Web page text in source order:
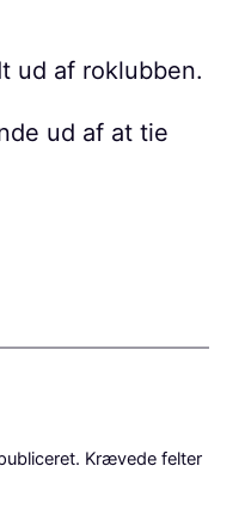
ud af roklubben.
ud af at tie
Krævede felter